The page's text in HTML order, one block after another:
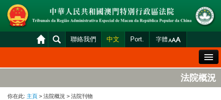
聯絡我們 中文 Port. 字體
法院概況
法院概況
你在此: 主頁 > 法院概況 > 法院刊物